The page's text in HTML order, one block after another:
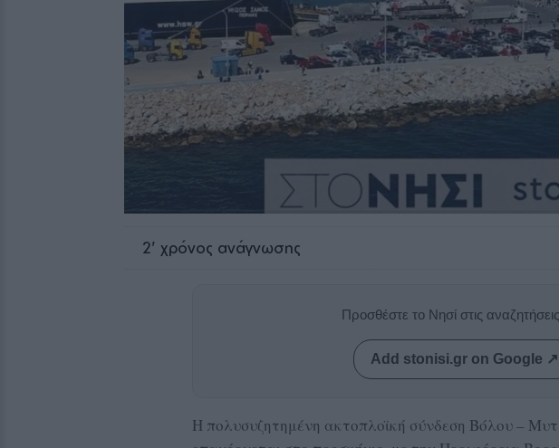
2' χρόνος ανάγνωσης
Προσθέστε το Νησί στις
Add stonisi.gr on Google ↗
Η πολυσυζητημένη ακτοπλοϊκή σύνδεση Βόλου –